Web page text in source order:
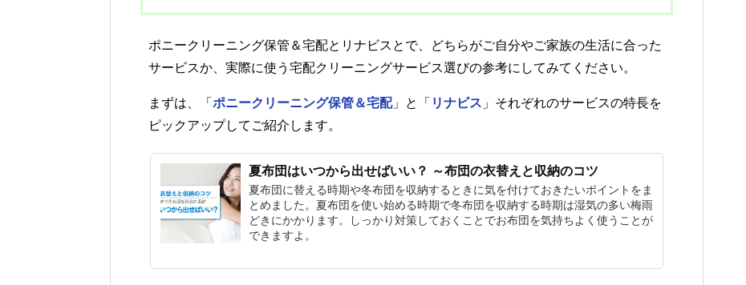
ポニークリーニング保管＆宅配とリナビスとで、どちらがご自分やご家族の生活に合った
サービスか、実際に使う宅配クリーニングサービス選びの参考にしてみてください。
まずは、「 ポニークリーニング保管＆宅配」と「 リナビス 」それぞれのサービスの特長を
ピックアップしてご紹介します。
夏布団はいつから出せばいい？ ～布団の衣替えと収納のコツ
夏布団に替える時期や冬布団を収納するときに気を付けておきたいポイントをま
とめました。夏布団を使い始める時期で冬布団を収納する時期は湿気の多い梅雨
どきにかかります。しっかり対策しておくことでお布団を気持ちよく使うことが
できますよ。